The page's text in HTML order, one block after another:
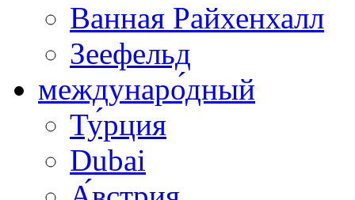
Ванная Райхенхалл
Зеефельд
междунаро́дный
Ту́рция
Dubai